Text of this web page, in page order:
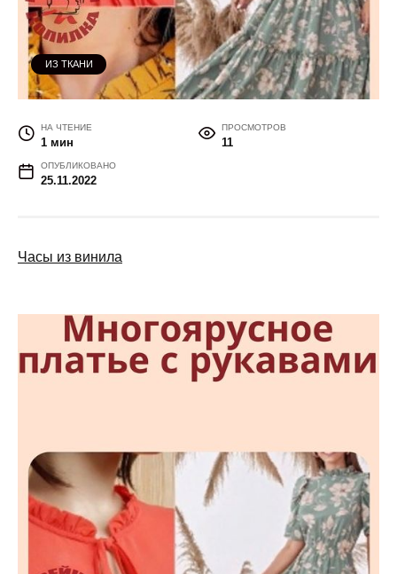
ИЗ ТКАНИ
НА ЧТЕНИЕ
1 мин
ПРОСМОТРОВ
11
ОПУБЛИКОВАНО
25.11.2022
Часы из винила